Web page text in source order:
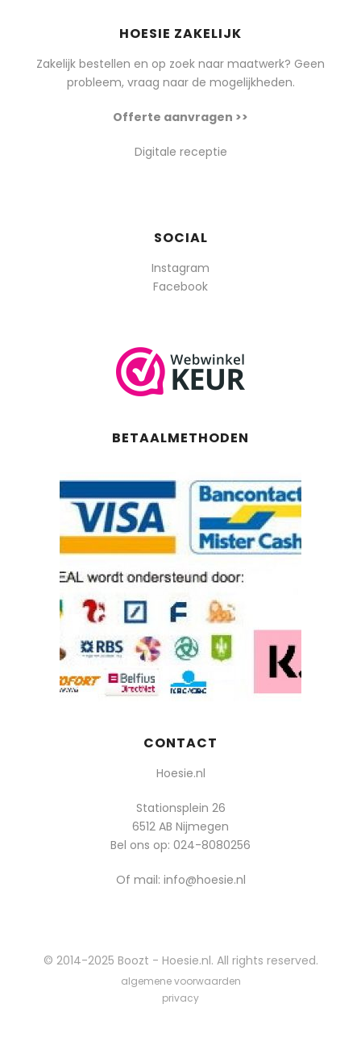
HOESIE ZAKELIJK
Zakelijk bestellen en op zoek naar maatwerk? Geen
probleem, vraag naar de mogelijkheden.
Offerte aanvragen >>
Digitale receptie
SOCIAL
Instagram
Facebook
BETAALMETHODEN
CONTACT
Hoesie.nl
Stationsplein 26
6512 AB Nijmegen
Bel ons op: 024-8080256
Of mail: info@hoesie.nl
© 2014-2025 Boozt - Hoesie.nl. All rights reserved.
algemene voorwaarden
privacy